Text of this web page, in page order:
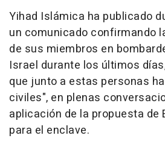
Yihad Islámica ha publicado
un comunicado confirmando
de sus miembros en
Israel durante los últimos
que junto a estas personas
civiles", en plenas
aplicación de la propuesta de
para el enclave.